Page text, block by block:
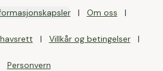
Om oss
Villkår og betingelser
Personvern